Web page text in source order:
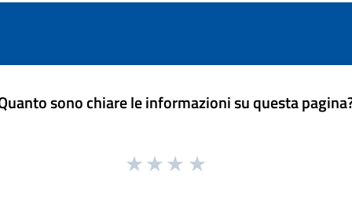
sono chiare le informazioni su questa